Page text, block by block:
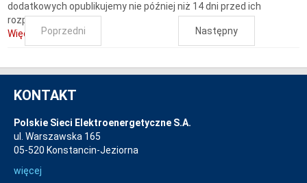
dodatkowych opublikujemy nie później niż 14 dni przed ich
rozpoczęciem.
Więcej...Poprzedni Następny
KONTAKT
Polskie Sieci Elektroenergetyczne S.A.
ul. Warszawska 165
05-520 Konstancin-Jeziorna
więcej